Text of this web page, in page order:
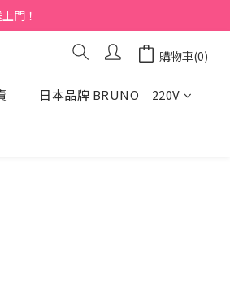
門！
購物車(0)
日本品牌 BRUNO｜220V